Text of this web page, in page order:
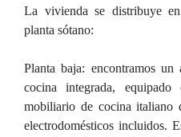
La vivienda se distribuye
planta sótano:
Planta baja: encontramos
cocina integrada,
mobiliario de cocina italiano
electrodomésticos incluidos.